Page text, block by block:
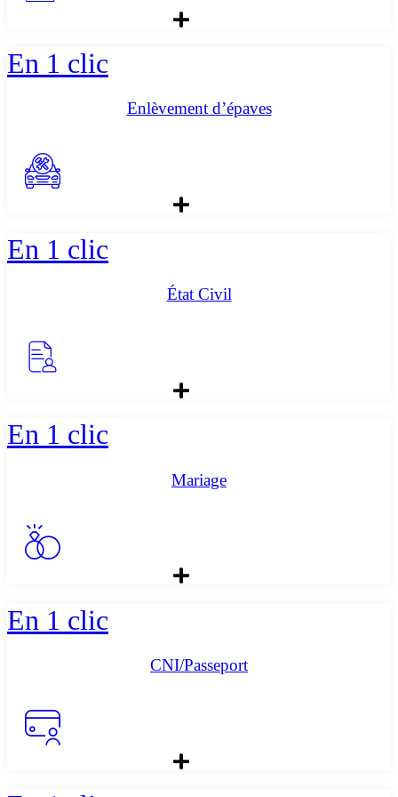
En 1 clic
Enlèvement d’épaves
En 1 clic
État Civil
En 1 clic
Mariage
En 1 clic
CNI/Passeport